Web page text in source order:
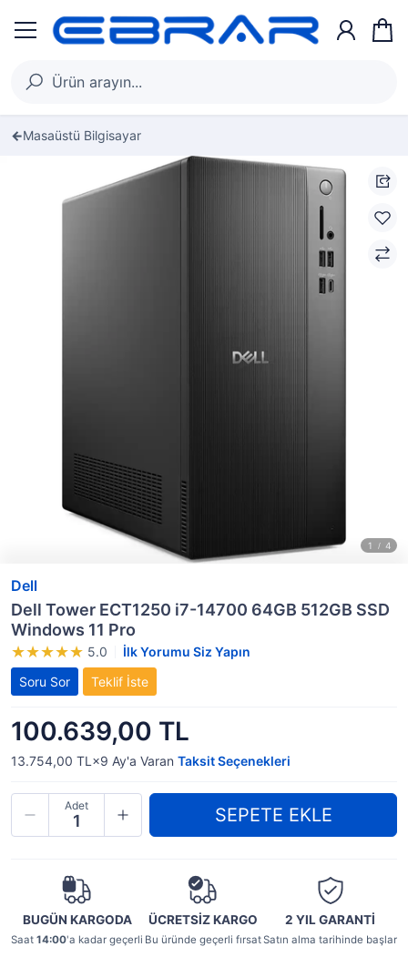
Masaüstü Bilgisayar
Dell
Dell Tower ECT1250 i7-14700 64GB 512GB SSD
Windows 11 Pro
5.0
İlk Yorumu Siz Yapın
Soru Sor
Teklif İste
100.639,00 TL
13.754,00 TL×9 Ay'a Varan Taksit Seçenekleri
Adet
BUGÜN KARGODA
Saat 14:00'a kadar geçerli
ÜCRETSİZ KARGO
Bu üründe geçerli fırsat
2 YILGARANTİ
Satın alma tarihinde başlar